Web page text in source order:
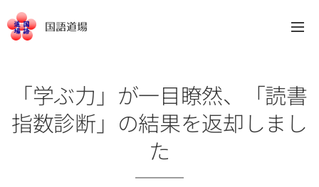
国語道場
「学ぶ力」が一目瞭然、「読書
指数診断」の結果を返却しまし
た